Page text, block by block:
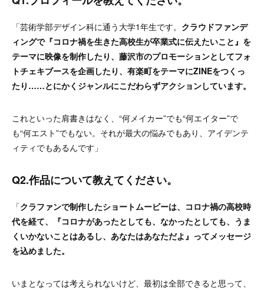
「芸術学部デザイン科に通う大学1年生です。 クラウドファンデ
ィングで『コロナ禍を生きた高校生が卒業式に伝えたいこと』を
テーマに映像を制作したり、藤沢市のプロモーションとしてフォ
トチェキブースを企画したり、有楽町をテーマにZINEをつくっ
たり……とにかくジャンルにこだわらずアクションしています。
これといった肩書きはなく、“何メイカー”でも“何エイター”で
も“何エスト”でもない。それが最大の悩みでもあり、アイデンテ
ィティでもあるんです」
Q2.作品について教えてください。
「クラファンで制作したショートムービーは、コロナ禍の高校時
代を経て、『コロナがあったとしても、なかったとしても、うま
くいかないことはあるし、あなたはあなただよ』ってメッセージ
を込めました。
いまとなっては考えられないけど、最初は全部できると思って、